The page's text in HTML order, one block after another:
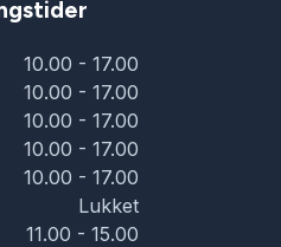
10.00 - 17.00
10.00 - 17.00
10.00 - 17.00
10.00 - 17.00
10.00 - 17.00
Lukket
11.00 - 15.00